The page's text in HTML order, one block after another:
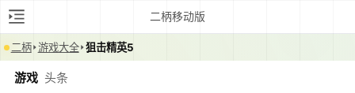
二柄移动版
二柄 游戏大全 狙击精英5
游戏 头条